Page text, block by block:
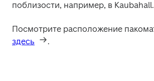
поблизости, например, в Kaubahall.
здесь
.